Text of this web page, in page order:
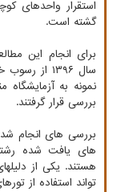
استقرار واحدهای
گشته است.
برای انجام این
نمونه به
بررسی قرار گرفتند.
هستند. یکی از
تواند استفاده از